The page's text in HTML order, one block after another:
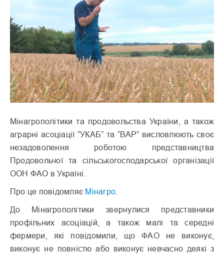
Мінагрополітики та продовольства України, а також
аграрні асоціації “УКАБ” та “ВАР” висловлюють своє
незадоволення роботою представництва
Продовольчої та сільськогосподарської організації
ООН ФАО в Україні.
Про це повідомляє Мінагро
До Мінагрополітики звернулися представники
профільних асоціацій, а також малі та середні
фермери, які повідомили, що ФАО не виконує,
виконує не повністю або виконує невчасно деякі з